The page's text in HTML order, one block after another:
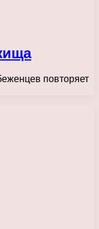
повторяет